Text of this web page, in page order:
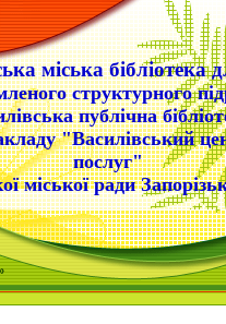
міська бібліотека
структурного
публічна
"Василівський
послуг"
міської ради